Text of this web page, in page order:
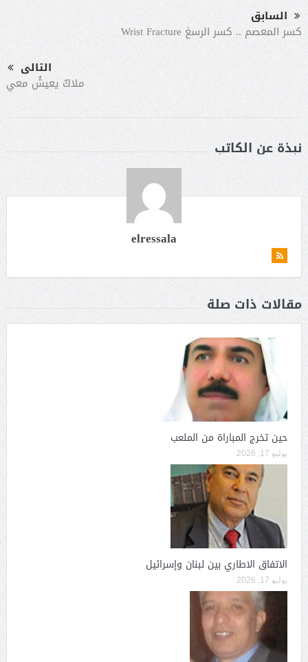
السابق
كسر المعصم .. كسر الرسغ Wrist Fracture
التالى
ملاكٌ يعيشُ معي
نبذة عن الكاتب
elressala
مقالات ذات صلة
حين تخرج المباراة من الملعب
يوليو 17, 2026
الاتفاق الاطاري بين لبنان وإسرائيل
يوليو 17, 2026